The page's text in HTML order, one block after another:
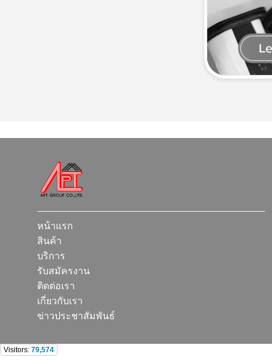
หน้าแรก
สินค้า
บริการ
รับสมัครงาน
ติดต่อเรา
เกี่ยวกับเรา
ข่าวประชาสัมพันธ์
Visitors: 79,574